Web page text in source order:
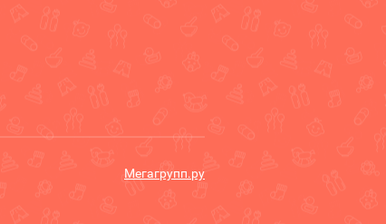
Мегагрупп.ру